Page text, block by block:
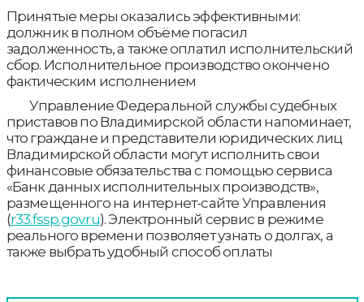
Принятые меры оказались эффективными:
должник в полном объёме погасил
задолженность, а также оплатил исполнительский
сбор. Исполнительное производство окончено
фактическим исполнением
Управление Федеральной службы судебных
приставов по Владимирской области напоминает,
что граждане и представители юридических лиц
Владимирской области могут исполнить свои
финансовые обязательства с помощью сервиса
«Банк данных исполнительных производств»,
размещенного на интернет-сайте Управления
(r33.fssp.gov.ru). Электронный сервис в режиме
реального времени позволяет узнать о долгах, а
также выбрать удобный способ оплаты